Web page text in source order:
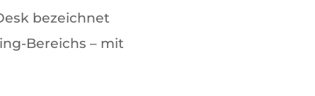
bezeichnet
Bereichs – mit